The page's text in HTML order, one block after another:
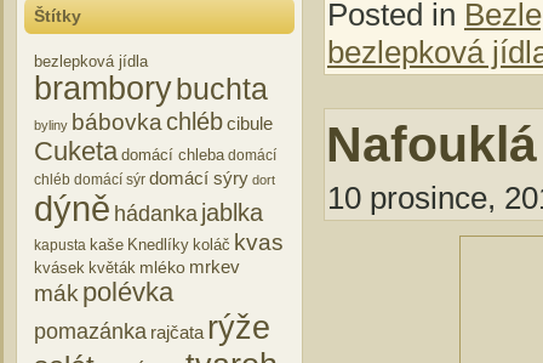
Štítky
bezlepková jídla
brambory buchta
byliny bábovkachlébcibule
Cuketa domácí chleba domácí
chléb domácí sýr domácí sýry dort
dýně hádanka jablka
kapusta kaše Knedlíky koláč kvas
kvásek květák mléko mrkev
mákpolévka
pomazánka rajčata rýže
Posted in
bezlepková
10 prosince,